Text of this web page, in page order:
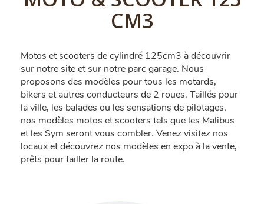
CM3
Motos et scooters de cylindré 125cm3 à découvrir
sur notre site et sur notre parc garage. Nous
proposons des modèles pour tous les motards,
bikers et autres conducteurs de 2 roues. Taillés pour
la ville, les balades ou les sensations de pilotages,
nos modèles motos et scooters tels que les Malibus
et les Sym seront vous combler. Venez visitez nos
locaux et découvrez nos modèles en expo à la vente,
prêts pour tailler la route.